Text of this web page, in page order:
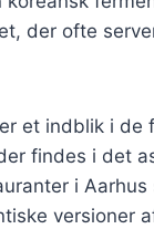
der ofte
et indblik i de
findes i det
i
versioner